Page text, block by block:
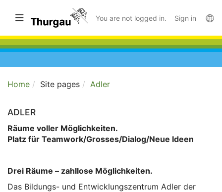
content
Toggle navigationYou are not logged in. Sign in
Home Site pages Adler
ADLER
Räume voller Möglichkeiten.
Platz für Teamwork/Grosses/Dialog/Neue Ideen
Drei Räume – zahllose Möglichkeiten.
Das Bildungs- und Entwicklungszentrum Adler der